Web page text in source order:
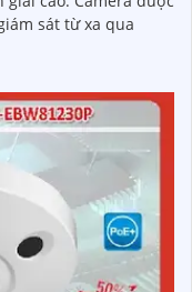
sát từ xa qua